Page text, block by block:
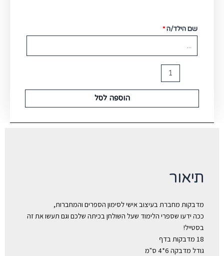
שם הילד/ה*
הוספה לסל
תיאור
מדבקות מחברת בעיצוב אישי לסימון הספרים והמחברות,
ככה ידעו שספרי הלימוד שעל השולחן בכיתה שלכם וגם תעשו את זה
בסטייל!
18 מדבקות בדף
גודל מדבקה 6*4 ס"מ